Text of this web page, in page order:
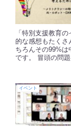
「特別支援教育
的な感想もたくさ
ちろんその99%
です。 冒頭の問
イベント